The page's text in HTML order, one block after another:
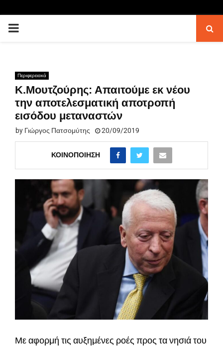
PRIMARY
Περιφερειακά
Κ.Μουτζούρης: Απαιτούμε εκ νέου
την αποτελεσματική αποτροπή
εισόδου μεταναστών
by Γιώργος Πατσομύτης 20/09/2019
ΚΟΙΝΟΠΟΊΗΣΗ
Με αφορμή τις αυξημένες ροές προς τα νησιά του